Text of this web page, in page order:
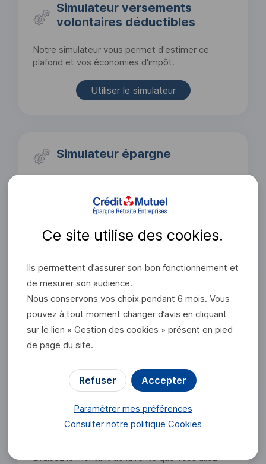
Simulateur versements
volontaires déductibles
Notre simulateur vous permet d'estimer ce
plafond et vos économies d'impôt.
Utiliser le simulateur
Simulateur épargne
pourrait vous rapporter votre épargne salariale.
Simulateur retraite
Combien toucherez vous à votre départ en
retraite ? Évaluez le montant de votre future
Utiliser le simulateur
Simulateur rente
Évaluez le montant de la rente que vous allez
Ce site utilise des cookies.
Ils permettent d’assurer son bon fonctionnement et
de mesurer son audience.
Nous conservons vos choix pendant 6 mois. Vous
pouvez à tout moment changer d’avis en cliquant
sur le lien « Gestion des cookies » présent en pied
de page du site.
Accepter
Refuser
Paramétrer mes préférences
Consulter notre politique Cookies